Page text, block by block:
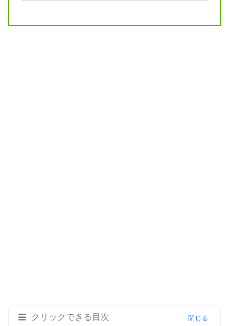
クリックできる目次